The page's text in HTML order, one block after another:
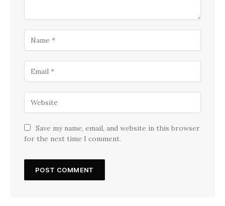
Save my name, email, and website in this browser
for the next time I comment.